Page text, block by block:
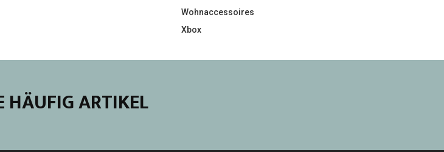
Wohnaccessoires
Xbox
HÄUFIG ARTIKEL